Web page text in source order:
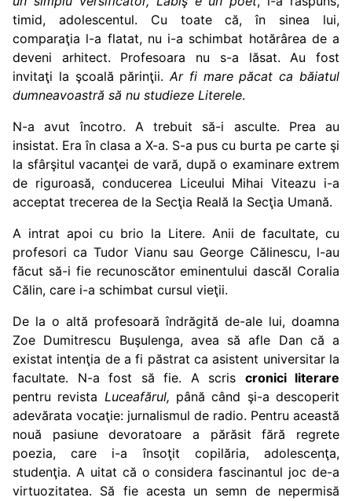
timid, adolescentul. Cu toate că, în sinea lui,
comparaţia l-a flatat, nu i-a schimbat hotărârea de a
deveni arhitect. Profesoara nu s-a lăsat. Au fost
invitaţi la şcoală părinţii.Ar fi mare păcat ca băiatul
dumneavoastră să nu studieze Literele.
N-a avut încotro. A trebuit să-i asculte. Prea au
insistat. Era în clasa a X-a. S-a pus cu burta pe carte şi
la sfârşitul vacanţei de vară, după o examinare extrem
de riguroasă, conducerea Liceului Mihai Viteazu i-a
acceptat trecerea de la Secţia Reală la Secţia Umană.
A intrat apoi cu brio la Litere. Anii de facultate, cu
profesori ca Tudor Vianu sau George Călinescu, l-au
făcut să-i fie recunoscător eminentului dascăl Coralia
Călin, care i-a schimbat cursul vieţii.
De la o altă profesoară îndrăgită de-ale lui, doamna
Zoe Dumitrescu Buşulenga, avea să afle Dan că a
existat intenţia de a fi păstrat ca asistent universitar la
facultate. N-a fost să fie. A scris cronici literare
pentru revista Luceafărul, până când şi-a descoperit
adevărata vocaţie: jurnalismul de radio. Pentru această
nouă pasiune devoratoare a părăsit fără regrete
poezia, care i-a însoţit copilăria, adolescenţa,
studenţia. A uitat că o considera fascinantul joc de-a
virtuozitatea. Să fie acesta un semn de nepermisă